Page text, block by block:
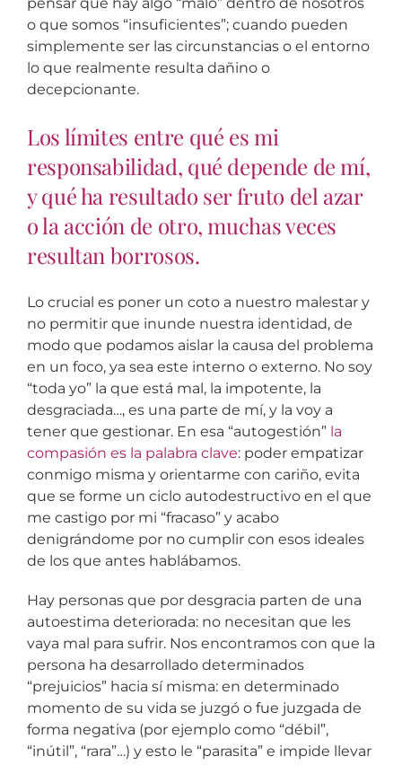
o que somos “insuficientes”; cuando pueden
simplemente ser las circunstancias o el entorno
lo que realmente resulta dañino o
decepcionante.
Los límites entre qué es mi
responsabilidad, qué depende de mí,
y qué ha resultado ser fruto del azar
o la acción de otro, muchas veces
resultan borrosos.
Lo crucial es poner un coto a nuestro malestar y
no permitir que inunde nuestra identidad, de
modo que podamos aislar la causa del problema
en un foco, ya sea este interno o externo. No soy
“toda yo” la que está mal, la impotente, la
desgraciada…, es una parte de mí, y la voy a
tener que gestionar. En esa “autogestión” la
compasión es la palabra clave: poder empatizar
conmigo misma y orientarme con cariño, evita
que se forme un ciclo autodestructivo en el que
me castigo por mi “fracaso” y acabo
denigrándome por no cumplir con esos ideales
de los que antes hablábamos.
Hay personas que por desgracia parten de una
autoestima deteriorada: no necesitan que les
vaya mal para sufrir. Nos encontramos con que la
persona ha desarrollado determinados
“prejuicios” hacia sí misma: en determinado
momento de su vida se juzgó o fue juzgada de
forma negativa (por ejemplo como “débil”,
“inútil”, “rara”…) y esto le “parasita” e impide llevar